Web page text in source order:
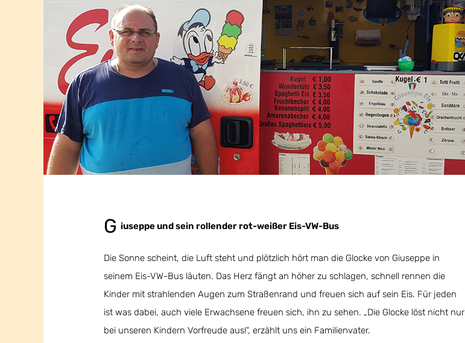
G iuseppe und sein rollender rot-weißer Eis-VW-Bus
Die Sonne scheint, die Luft steht und plötzlich hört man die Glocke von Giuseppe in
seinem Eis-VW-Bus läuten. Das Herz fängt an höher zu schlagen, schnell rennen die
Kinder mit strahlenden Augen zum Straßenrand und freuen sich auf sein Eis. Für jeden
ist was dabei, auch viele Erwachsene freuen sich, ihn zu sehen. „Die Glocke löst nicht nur
bei unseren Kindern Vorfreude aus!“, erzählt uns ein Familienvater.